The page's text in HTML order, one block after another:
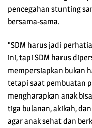
pencegahan stunting
bersama-sama.
“SDM harus jadi
ini, tapi SDM harus
mempersiapkan bukan
tetapi saat pembuatan
mengharapkan anak
tiga bulanan, akikah,
agar anak sehat dan